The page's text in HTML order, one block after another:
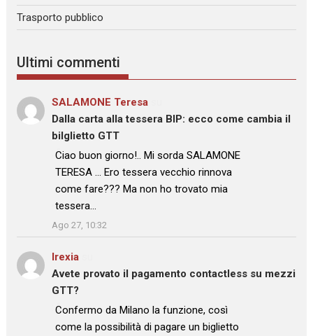
Trasporto pubblico
Ultimi commenti
SALAMONE Teresa
Dalla carta alla tessera BIP: ecco come cambia il
bilglietto GTT
: “
Ciao buon giorno!.. Mi sorda SALAMONE
TERESA … Ero tessera vecchio rinnova
come fare??? Ma non ho trovato mia
tessera…
Ago 27, 10:32
Irexia
Avete provato il pagamento contactless su mezzi
GTT?
: “
Confermo da Milano la funzione, così
come la possibilità di pagare un biglietto